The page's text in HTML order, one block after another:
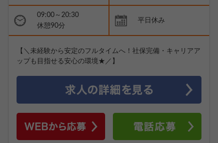
09:00～20:30
休憩90分
平日休み
【＼未経験から安定のフルタイムへ！社保完備・キャリアア
ップも目指せる安心の環境★／】